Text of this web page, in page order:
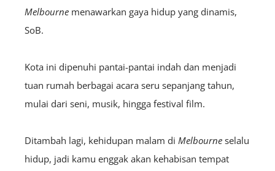
Melbourne menawarkan gaya hidup yang dinamis,
SoB.
Kota ini dipenuhi pantai-pantai indah dan menjadi
tuan rumah berbagai acara seru sepanjang tahun,
mulai dari seni, musik, hingga festival film.
Ditambah lagi, kehidupan malam di Melbourne selalu
hidup, jadi kamu enggak akan kehabisan tempat